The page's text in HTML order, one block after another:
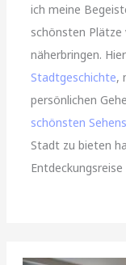
ich meine
schönsten Plätze
näherbringen.
Stadtgeschichte,
persönlichen
schönsten
Stadt zu bieten